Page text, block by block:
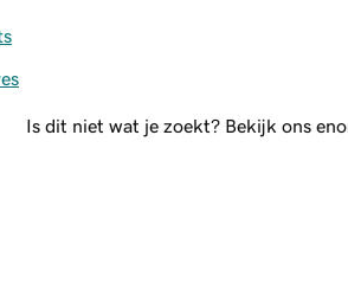
Is dit niet wat je zoekt? Bekijk ons